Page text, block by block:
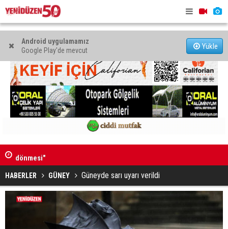
Android uygulamamız
Google Play'de mevcut
Yükle
Vadili'de "Yapay Zeka ile Geleceğe Hazır Ol" semineri
düzenlendi
HABERLER GÜNEY Güneyde sarı uyarı verildi